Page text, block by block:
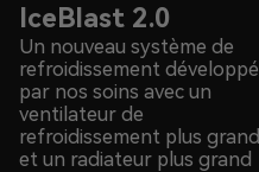
IceBlast 2.0
Un nouveau système de
refroidissement développé
par nos soins avec un
ventilateur de
refroidissement plus grand
et un radiateur plus grand